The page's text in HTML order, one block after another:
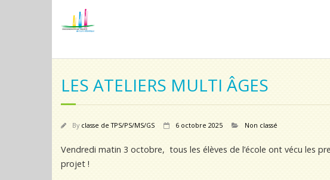
LES ATELIERS MULTI ÂGES
By classe de TPS/PS/MS/GS 6 octobre 2025 Non classé
Vendredi matin 3 octobre, tous les élèves de l’école ont vécu les
projet !